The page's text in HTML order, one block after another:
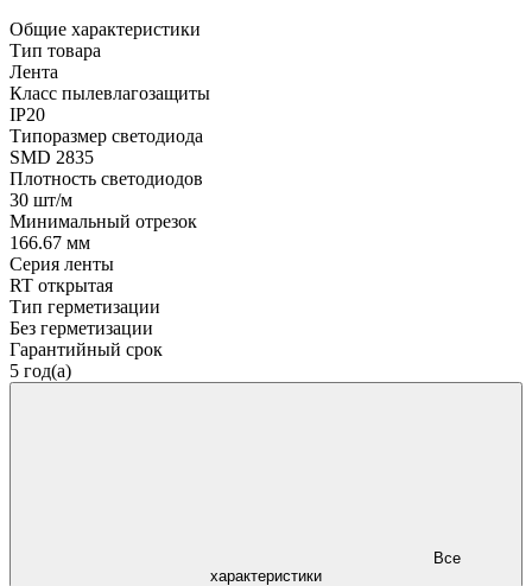
Общие характеристики
Тип товара
Лента
Класс пылевлагозащиты
IP20
Типоразмер светодиода
SMD 2835
Плотность светодиодов
30 шт/м
Минимальный отрезок
166.67 мм
Серия ленты
RT открытая
Тип герметизации
Без герметизации
Гарантийный срок
5 год(а)
характеристики